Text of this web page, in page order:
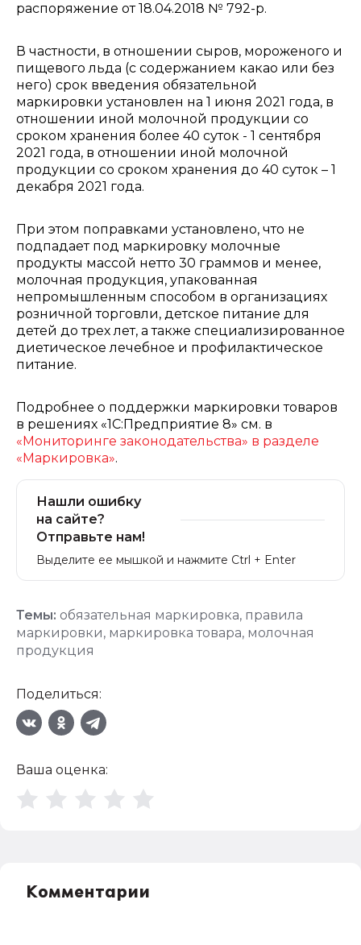
распоряжение от 18.04.2018 № 792-р.
В частности, в отношении сыров, мороженого и
пищевого льда (с содержанием какао или без
него) срок введения обязательной
маркировки установлен на 1 июня 2021 года, в
отношении иной молочной продукции со
сроком хранения более 40 суток - 1 сентября
2021 года, в отношении иной молочной
продукции со сроком хранения до 40 суток – 1
декабря 2021 года.
При этом поправками установлено, что не
подпадает под маркировку молочные
продукты массой нетто 30 граммов и менее,
молочная продукция, упакованная
непромышленным способом в организациях
розничной торговли, детское питание для
детей до трех лет, а также специализированное
диетическое лечебное и профилактическое
питание.
Подробнее о поддержки маркировки товаров
в решениях «1С:Предприятие 8» см. в
«Мониторинге законодательства» в разделе
«Маркировка».
Нашли ошибку
на сайте?
Отправьте нам!
Выделите ее мышкой и нажмите Ctrl + Enter
Темы: обязательная маркировка, правила
маркировки, маркировка товара, молочная
продукция
Поделиться:
Ваша оценка:
Комментарии